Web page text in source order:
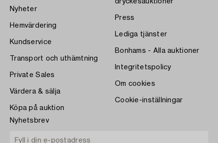
Nyheter
Hemvärdering
Kundservice
Transport och uthämtning
Private Sales
Värdera & sälja
Köpa på auktion
dryckesauktioner
Press
Lediga tjänster
Bonhams - Alla auktioner
Integritetspolicy
Om cookies
Cookie-inställningar
Nyhetsbrev